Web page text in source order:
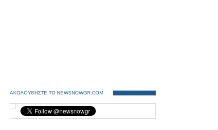
ΑΚΟΛΟΥΘΗΣΤΕ ΤΟ NEWSNOWGR.COM